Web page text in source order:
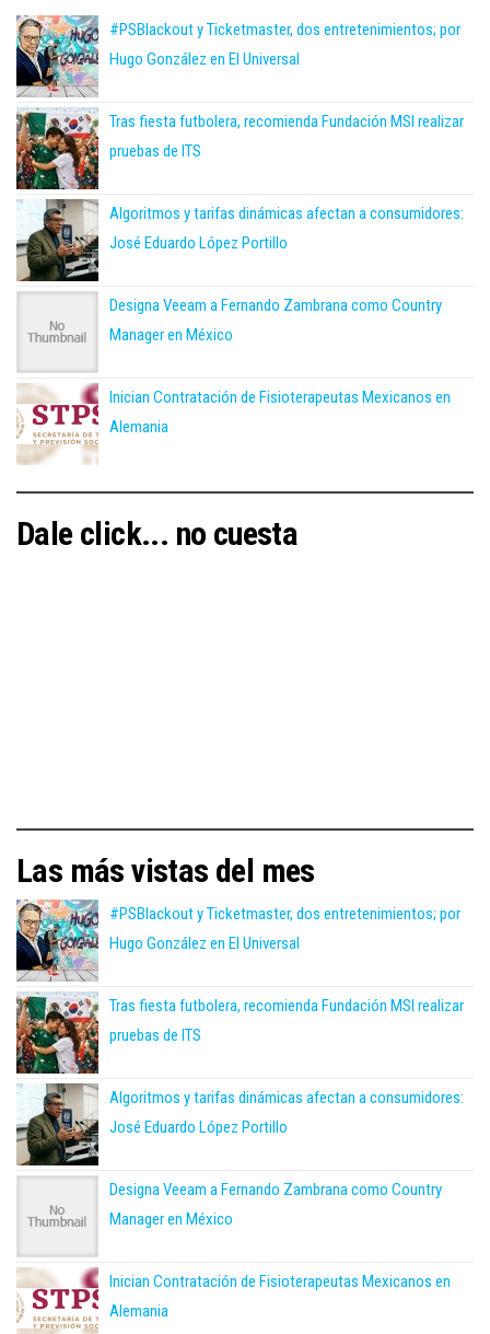
#PSBlackout y Ticketmaster, dos entretenimientos; por
Hugo González en El Universal
Tras fiesta futbolera, recomienda Fundación MSI realizar
pruebas de ITS
Algoritmos y tarifas dinámicas afectan a consumidores:
José Eduardo López Portillo
Designa Veeam a Fernando Zambrana como Country
Manager en México
Inician Contratación de Fisioterapeutas Mexicanos en
Alemania
Dale click... no cuesta
Las más vistas del mes
#PSBlackout y Ticketmaster, dos entretenimientos; por
Hugo González en El Universal
Tras fiesta futbolera, recomienda Fundación MSI realizar
pruebas de ITS
Algoritmos y tarifas dinámicas afectan a consumidores:
José Eduardo López Portillo
Designa Veeam a Fernando Zambrana como Country
Manager en México
Inician Contratación de Fisioterapeutas Mexicanos en
Alemania